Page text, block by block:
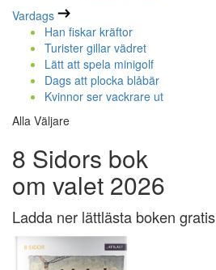
Vardags
Han fiskar kräftor
Turister gillar vädret
Lätt att spela minigolf
Dags att plocka blåbär
Kvinnor ser vackrare ut
Alla Väljare
8 Sidors bok
om valet 2026
Ladda ner lättlästa boken gratis